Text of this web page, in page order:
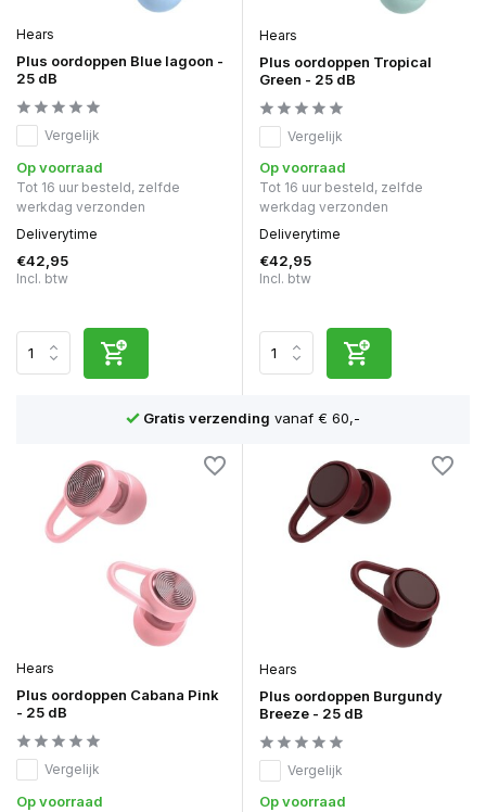
Hears
Plus oordoppen Blue lagoon -
25 dB
Vergelijk
Op voorraad
Tot 16 uur besteld, zelfde
werkdag verzonden
Deliverytime
€42,95
Incl. btw
Hears
Plus oordoppen Tropical
Green - 25 dB
Vergelijk
Op voorraad
Tot 16 uur besteld, zelfde
werkdag verzonden
Deliverytime
€42,95
Incl. btw
Scherpe prijzenen achteraf betalen mogelijk
Hears
Plus oordoppen Cabana Pink
- 25 dB
Vergelijk
Op voorraad
Hears
Plus oordoppen Burgundy
Breeze - 25 dB
Vergelijk
Op voorraad